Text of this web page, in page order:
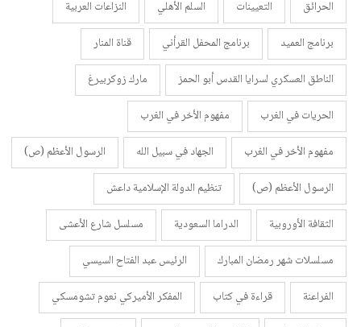
الحرائق
التعيينات السلم الأهلي
النزاعات العربية
برنامج العميد
برنامج المحفل القرأني
قناة المنار
الناطق العسكري لسرايا القدس أبو الحمز
مارك زوكربيرغ
الحريات في الغرب
مفهوم الأخر في الغرب
مفهوم الأخر في الغرب
الجهاد في سبيل الله
الرسول الأعظم (ص)
الرسول الأعظم (ص)
تنظيم الدولة الإسلامية داعش
الثقافة الأوروبية
الدراما السعودية
مسلسل شارع الأعشى
مسلسلات شهر رمضان المبارك
الرئيس عبد الفتاح السيسي
الفراعنة
قراءة في كتاب
المفكر الأميركي نعوم تشومسكي